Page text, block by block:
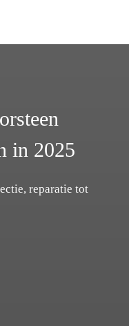
in 2025
reparatie tot